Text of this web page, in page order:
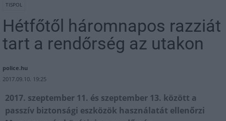
TISPOL
Hétfőtől háromnapos razziát
tart a rendőrség az utakon
police.hu
2017.09.10. 19:25
2017. szeptember 11. és szeptember 13. között a
passzív biztonsági eszközök használatát ellenőrzi